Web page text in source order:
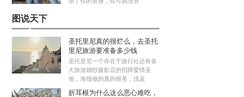
图说天下
圣托里尼真的很烂么，去圣托
里尼旅游要准备多少钱
圣托里尼一个存在于旅行社还有各
大旅游婚纱摄影店的招牌爱情圣
地，海报做的真的很美，浅蓝
折耳根为什么这么恶心难吃，